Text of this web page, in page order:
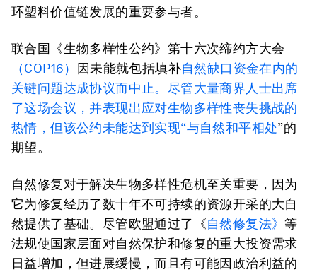
环塑料价值链发展的重要参与者。
联合国《生物多样性公约》第十六次缔约方大会
（COP16）
因未能就包括填补自然缺口资金在内的
关键问题达成协议而中止。尽管大量商界人士出席
了这场会议，并表现出应对生物多样性丧失挑战的
热情，但该公约未能达到实现“与自然和平相处”的
期望。
自然修复对于解决生物多样性危机至关重要，因为
它为修复经历了数十年不可持续的资源开采的大自
然提供了基础。尽管欧盟通过了《自然修复法》等
法规使国家层面对自然保护和修复的重大投资需求
日益增加，但进展缓慢，而且有可能因政治利益的